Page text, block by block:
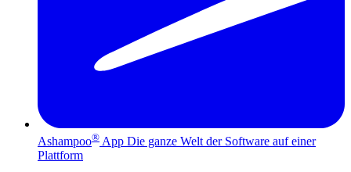
Ashampoo® App Die ganze Welt der Software auf einer
Plattform